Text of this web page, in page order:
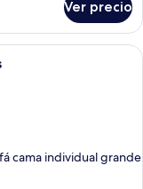
Ver precio
en la habitación,
cama individual grande